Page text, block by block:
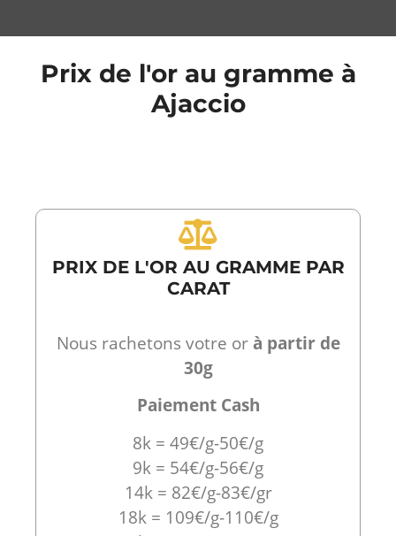
Prix de l'or au gramme à
Ajaccio
PRIX DE L'OR AU GRAMME PAR
CARAT
Nous rachetons votre orà partir de
30g
Paiement Cash
8k = 49€/g-50€/g
9k = 54€/g-56€/g
14k = 82€/g-83€/gr
18k = 109€/g-110€/g